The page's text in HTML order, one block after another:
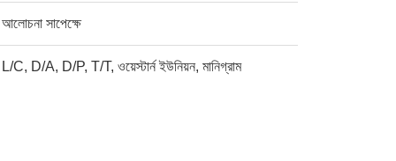
আলোচনা সাপেক্ষে
L/C, D/A, D/P, T/T, ওয়েস্টার্ন ইউনিয়ন, মানিগ্রাম